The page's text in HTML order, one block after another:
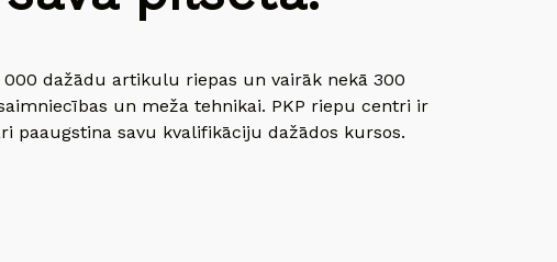
dažādu artikulu riepas un vairāk nekā 300
un meža tehnikai. PKP riepu centri ir
paaugstina savu kvalifikāciju dažādos kursos.